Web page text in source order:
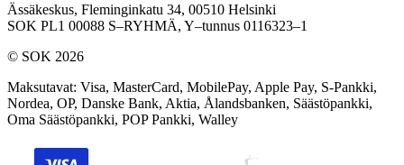
Ässäkeskus, Fleminginkatu 34, 00510 Helsinki
SOK PL1 00088 S–RYHMÄ, Y–tunnus 0116323–1
© SOK 2026
Maksutavat: Visa, MasterCard, MobilePay, Apple Pay, S-Pankki,
Nordea, OP, Danske Bank, Aktia, Ålandsbanken, Säästöpankki,
Oma Säästöpankki, POP Pankki, Walley